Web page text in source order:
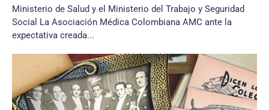
Ministerio de Salud y el Ministerio del Trabajo y Seguridad
Social La Asociación Médica Colombiana AMC ante la
expectativa creada...